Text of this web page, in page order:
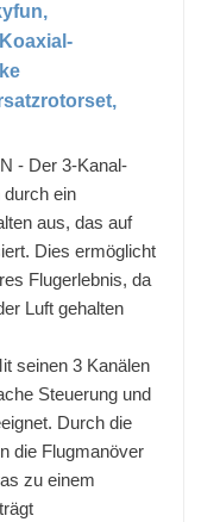
- Der 3-Kanal-
ein
aus, das auf
Dies ermöglicht
Flugerlebnis, da
Luft gehalten
seinen 3 Kanälen
Steuerung und
Durch die
die Flugmanöver
zu einem